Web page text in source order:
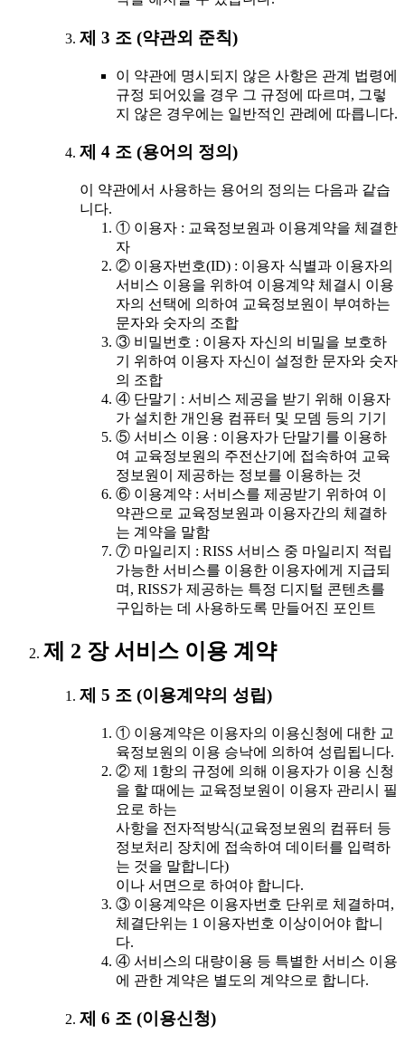
제 3 조 (약관외 준칙)
이 약관에 명시되지 않은 사항은 관계 법령에
규정 되어있을 경우 그 규정에 따르며, 그렇
지 않은 경우에는 일반적인 관례에 따릅니다.
제 4 조 (용어의 정의)
이 약관에서 사용하는 용어의 정의는 다음과 같습
니다.
① 이용자 : 교육정보원과 이용계약을 체결한
자
② 이용자번호(ID) : 이용자 식별과 이용자의
서비스 이용을 위하여 이용계약 체결시 이용
자의 선택에 의하여 교육정보원이 부여하는
문자와 숫자의 조합
③ 비밀번호 : 이용자 자신의 비밀을 보호하
기 위하여 이용자 자신이 설정한 문자와 숫자
의 조합
④ 단말기 : 서비스 제공을 받기 위해 이용자
가 설치한 개인용 컴퓨터 및 모뎀 등의 기기
⑤ 서비스 이용 : 이용자가 단말기를 이용하
여 교육정보원의 주전산기에 접속하여 교육
정보원이 제공하는 정보를 이용하는 것
⑥ 이용계약 : 서비스를 제공받기 위하여 이
약관으로 교육정보원과 이용자간의 체결하
는 계약을 말함
⑦ 마일리지 : RISS 서비스 중 마일리지 적립
가능한 서비스를 이용한 이용자에게 지급되
며, RISS가 제공하는 특정 디지털 콘텐츠를
구입하는 데 사용하도록 만들어진 포인트
제 2 장 서비스 이용 계약
제 5 조 (이용계약의 성립)
① 이용계약은 이용자의 이용신청에 대한 교
육정보원의 이용 승낙에 의하여 성립됩니다.
② 제 1항의 규정에 의해 이용자가 이용 신청
을 할 때에는 교육정보원이 이용자 관리시 필
요로 하는
사항을 전자적방식(교육정보원의 컴퓨터 등
정보처리 장치에 접속하여 데이터를 입력하
는 것을 말합니다)
이나 서면으로 하여야 합니다.
③ 이용계약은 이용자번호 단위로 체결하며,
체결단위는 1 이용자번호 이상이어야 합니
다.
④ 서비스의 대량이용 등 특별한 서비스 이용
에 관한 계약은 별도의 계약으로 합니다.
제 6 조 (이용신청)